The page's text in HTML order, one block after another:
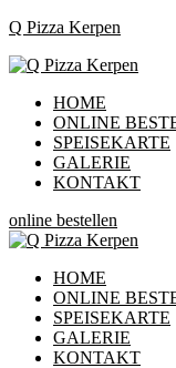
Q Pizza Kerpen
Menu
HOME
ONLINE
SPEISEKARTE
GALERIE
KONTAKT
online bestellen
Menu
HOME
ONLINE
SPEISEKARTE
GALERIE
KONTAKT